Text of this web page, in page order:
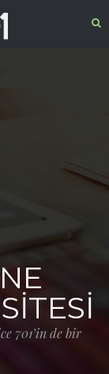
701’in de bir